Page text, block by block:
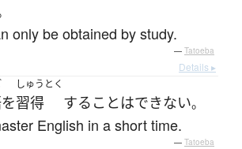
only be obtained by study.
— Tatoeba
Details ▸
を
しゅうとく
習得 する ことはできない。
English in a short time.
— Tatoeba